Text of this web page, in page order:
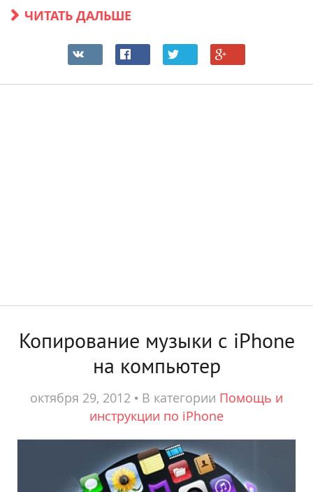
ЧИТАТЬ ДАЛЬШЕ
Копирование музыки с iPhone
на компьютер
октября 29, 2012 • В категории Помощь и
инструкции по iPhone